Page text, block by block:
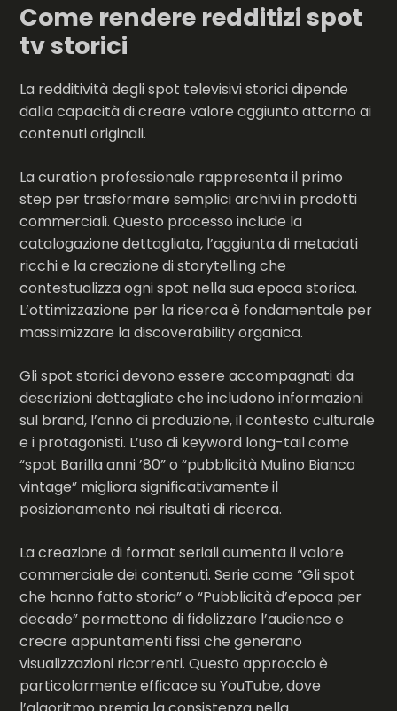
Come rendere redditizi spot
tv storici
La redditività degli spot televisivi storici dipende
dalla capacità di creare valore aggiunto attorno ai
contenuti originali.
La curation professionale rappresenta il primo
step per trasformare semplici archivi in prodotti
commerciali. Questo processo include la
catalogazione dettagliata, l’aggiunta di metadati
ricchi e la creazione di storytelling che
contestualizza ogni spot nella sua epoca storica.
L’ottimizzazione per la ricerca è fondamentale per
massimizzare la discoverability organica.
Gli spot storici devono essere accompagnati da
descrizioni dettagliate che includono informazioni
sul brand, l’anno di produzione, il contesto culturale
e i protagonisti. L’uso di keyword long-tail come
“spot Barilla anni ’80” o “pubblicità Mulino Bianco
vintage” migliora significativamente il
posizionamento nei risultati di ricerca.
La creazione di format seriali aumenta il valore
commerciale dei contenuti. Serie come “Gli spot
che hanno fatto storia” o “Pubblicità d’epoca per
decade” permettono di fidelizzare l’audience e
creare appuntamenti fissi che generano
visualizzazioni ricorrenti. Questo approccio è
particolarmente efficace su YouTube, dove